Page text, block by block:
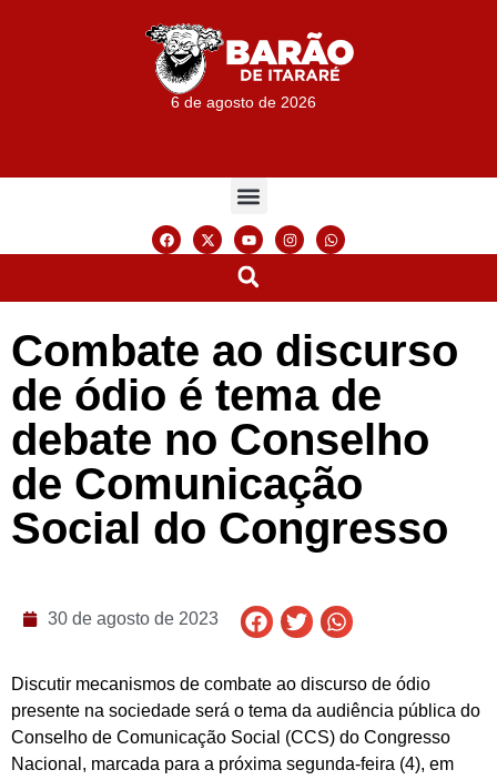
6 de agosto de 2026
Combate ao discurso
de ódio é tema de
debate no Conselho
de Comunicação
Social do Congresso
30 de agosto de 2023
Discutir mecanismos de combate ao discurso de ódio
presente na sociedade será o tema da audiência pública do
Conselho de Comunicação Social (CCS) do Congresso
Nacional, marcada para a próxima segunda-feira (4), em